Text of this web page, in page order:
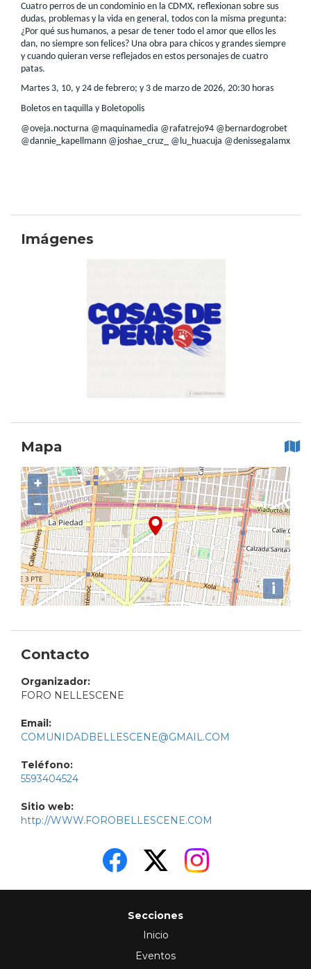
Cuatro perros de un condominio en la CDMX, reflexionan sobre sus
dudas, problemas y la vida en general, todos con la misma pregunta:
¿Por qué sus humanos, a pesar de tener todo el amor que ellos les
dan, no siempre son felices? Una obra para chicos y grandes siempre
y cuando quieran verse reflejados en estos personajes de cuatro
patas.
Martes 3, 10, y 24 de febrero; y 3 de marzo de 2026, 20:30 horas
Boletos en taquilla y Boletopolis
@oveja.nocturna @maquinamedia @rafatrejo94 @bernardogrobet
@dannie_kapellmann @joshae_cruz_ @lu_huacuja @denissegalamx
Imágenes
Mapa
+
−
i
Contacto
Organizador:
FORO NELLESCENE
Email:
COMUNIDADBELLESCENE@GMAIL.COM
Teléfono:
5593404524
Sitio web:
http://WWW.FOROBELLESCENE.COM
Secciones
Inicio
Eventos